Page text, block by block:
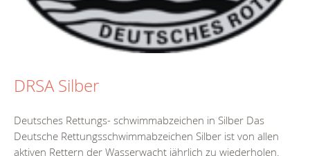
DRSA Silber
Deutsches Rettungs- schwimmabzeichen in Silber Das
Deutsche Rettungsschwimmabzeichen Silber ist von allen
aktiven Rettern der Wasserwacht jährlich zu wiederholen.